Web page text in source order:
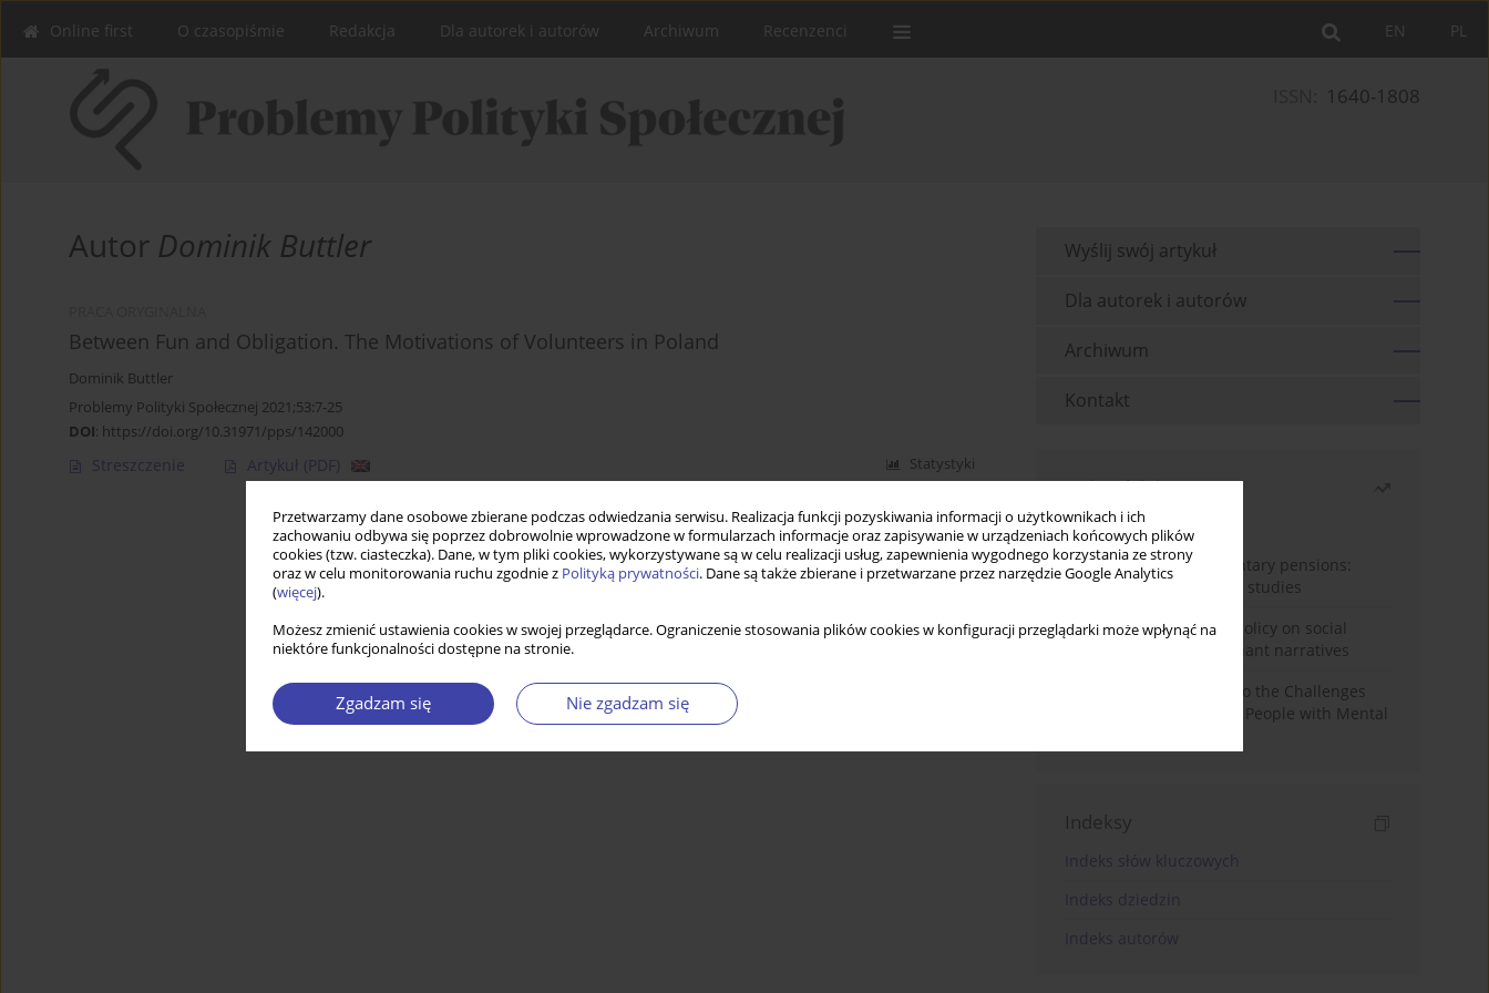
Przetwarzamy dane osobowe zbierane podczas odwiedzania serwisu. Realizacja funkcji pozyskiwania informacji o użytkownikach i ich
zachowaniu odbywa się poprzez dobrowolnie wprowadzone w formularzach informacje oraz zapisywanie w urządzeniach końcowych plików
cookies (tzw. ciasteczka). Dane, w tym pliki cookies, wykorzystywane są w celu realizacji usług, zapewnienia wygodnego korzystania ze strony
oraz w celu monitorowania ruchu zgodnie z Polityką prywatności. Dane są także zbierane i przetwarzane przez narzędzie Google Analytics
(więcej).
Możesz zmienić ustawienia cookies w swojej przeglądarce. Ograniczenie stosowania plików cookies w konfiguracji przeglądarki może wpłynąć na
niektóre funkcjonalności dostępne na stronie.
Zgadzam się Nie zgadzam się
PL
EN
Online first O czasopiśmie Redakcja Dla autorek i autorów Archiwum Recenzenci
1640-1808
Autor Dominik Buttler
Between Fun and Obligation. The Motivations of Volunteers in Poland
Dominik Buttler
Problemy Polityki Społecznej 2021;53:7-25
DOI: https://doi.org/10.31971/pps/142000
Streszczenie Artykuł (PDF) Statystyki
Wyślij swój artykuł
Dla autorek i autorów
Archiwum
Kontakt
Najczęściej czytane
Miesiąc
Rok
Auto-enrolment in voluntary pensions:
Comparative OECD case studies
Delegitimizing climate policy on social
media platforms: Dominant narratives
Bibliometric Insights into the Challenges
and Needs of Homeless People with Mental
Indeksy
Indeks słów kluczowych
Indeks dziedzin
Indeks autorów